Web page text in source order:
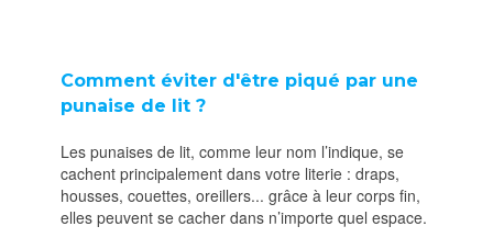
Comment éviter d'être piqué par une
punaise de lit ?
Les punaises de lit, comme leur nom l’indique, se
cachent principalement dans votre literie : draps,
housses, couettes, oreillers... grâce à leur corps fin,
elles peuvent se cacher dans n’importe quel espace.